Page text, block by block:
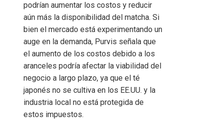
podrían aumentar los costos y reducir
aún más la disponibilidad del matcha. Si
bien el mercado está experimentando un
auge en la demanda, Purvis señala que
el aumento de los costos debido a los
aranceles podría afectar la viabilidad del
negocio a largo plazo, ya que el té
japonés no se cultiva en los EE.UU. y la
industria local no está protegida de
estos impuestos.